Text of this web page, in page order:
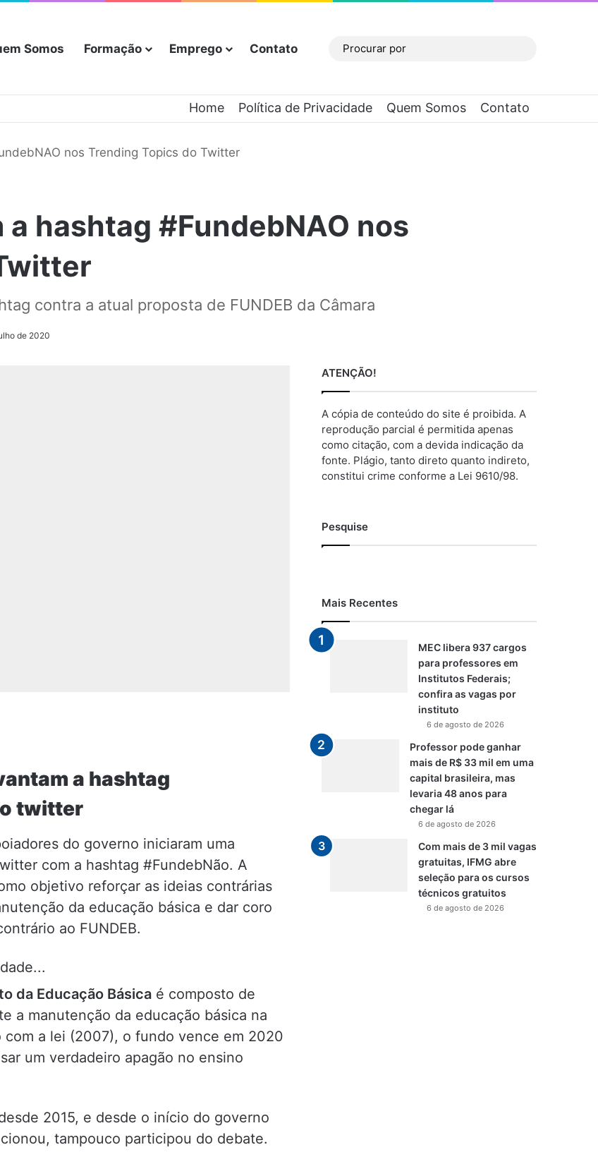
Somos Formação Emprego Contato Barra Lateral
Home Política de Privacidade Quem Somos Contato
nos Trending Topics do Twitter
hashtag #FundebNAO nos
contra a atual proposta de FUNDEB da Câmara
de 2020
a hashtag
twitter
do governo iniciaram uma
com a hashtag #FundebNão. A
objetivo reforçar as ideias contrárias
da educação básica e dar coro
ao FUNDEB.
da Educação Básica é composto de
a manutenção da educação básica na
com a lei (2007), o fundo vence em 2020
um verdadeiro apagão no ensino
2015, e desde o início do governo
tampouco participou do debate.
ATENÇÃO!
A cópia de conteúdo do site é proibida. A
reprodução parcial é permitida apenas
como citação, com a devida indicação da
fonte. Plágio, tanto direto quanto indireto,
constitui crime conforme a Lei 9610/98.
Pesquise
Mais Recentes
MEC libera 937 cargos
para professores em
Institutos Federais;
confira as vagas por
instituto
6 de agosto de 2026
Professor pode ganhar
mais de R$ 33 mil em uma
capital brasileira, mas
levaria 48 anos para
chegar lá
6 de agosto de 2026
Com mais de 3 mil vagas
gratuitas, IFMG abre
seleção para os cursos
técnicos gratuitos
6 de agosto de 2026